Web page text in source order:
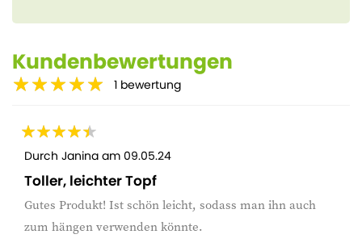
Kundenbewertungen
1 bewertung
Durch Janina am 09.05.24
Toller, leichter Topf
Gutes Produkt! Ist schön leicht, sodass man ihn auch
zum hängen verwenden könnte.